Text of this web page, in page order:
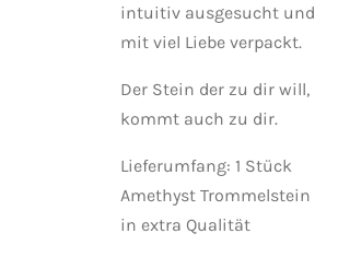
intuitiv ausgesucht und
mit viel Liebe verpackt.
Der Stein der zu dir will,
kommt auch zu dir.
Lieferumfang: 1 Stück
Amethyst Trommelstein
in extra Qualität